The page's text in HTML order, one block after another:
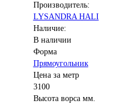
Производитель:
LYSANDRA HALI
Наличие:
В наличии
Форма
Прямоугольник
Цена за метр
3100
Высота ворса мм.